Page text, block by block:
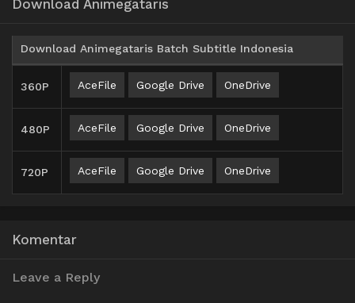
Download Animegataris
Download Animegataris Batch Subtitle Indonesia
360P AceFile Google Drive OneDrive
480P AceFile Google Drive OneDrive
720P AceFile Google Drive OneDrive
Komentar
Leave a Reply